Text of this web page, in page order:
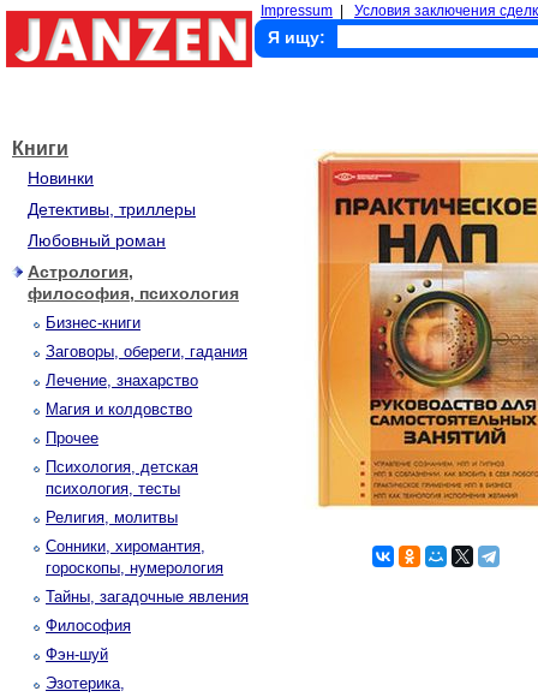
Impressum Условия заключения
Я ищу:
Книги
Новинки
Детективы, триллеры
Любовный роман
Астрология,
философия, психология
Бизнес-книги
Заговоры, обереги, гадания
Лечение, знахарство
Магия и колдовство
Прочее
Психология, детская
психология, тесты
Религия, молитвы
Сонники, хиромантия,
гороскопы, нумерология
Тайны, загадочные явления
Философия
Фэн-шуй
Эзотерика,